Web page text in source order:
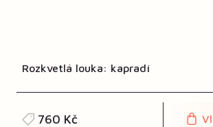
Rozkvetlá louka: kapradí
760 Kč